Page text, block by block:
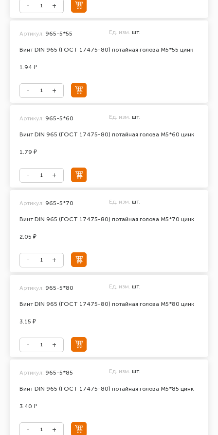
Винт DIN 965 (ГОСТ 17475-80) потайная голова М5*55 цинк
Артикул: 965-5*55 Ед. изм. шт.
1.94 ₽
Винт DIN 965 (ГОСТ 17475-80) потайная голова М5*60 цинк
Артикул: 965-5*60 Ед. изм. шт.
1.79 ₽
Винт DIN 965 (ГОСТ 17475-80) потайная голова М5*70 цинк
Артикул: 965-5*70 Ед. изм. шт.
2.05 ₽
Винт DIN 965 (ГОСТ 17475-80) потайная голова М5*80 цинк
Артикул: 965-5*80 Ед. изм. шт.
3.15 ₽
Винт DIN 965 (ГОСТ 17475-80) потайная голова М5*85 цинк
Артикул: 965-5*85 Ед. изм. шт.
3.40 ₽